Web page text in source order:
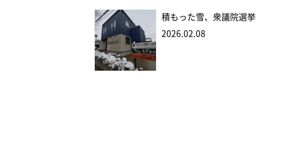
積もった雪、衆議院選挙
2026.02.08